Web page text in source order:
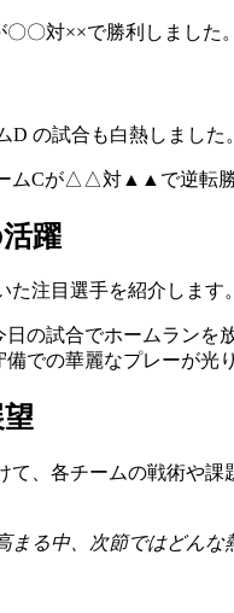
〇対××で勝利しました。
D の試合も白熱しました。
ムCが△△対▲▲で逆転勝
躍
た注目選手を紹介します。
日の試合でホームランを
備での華麗なプレーが光
て、各チームの戦術や課
まる中、次節ではどんな